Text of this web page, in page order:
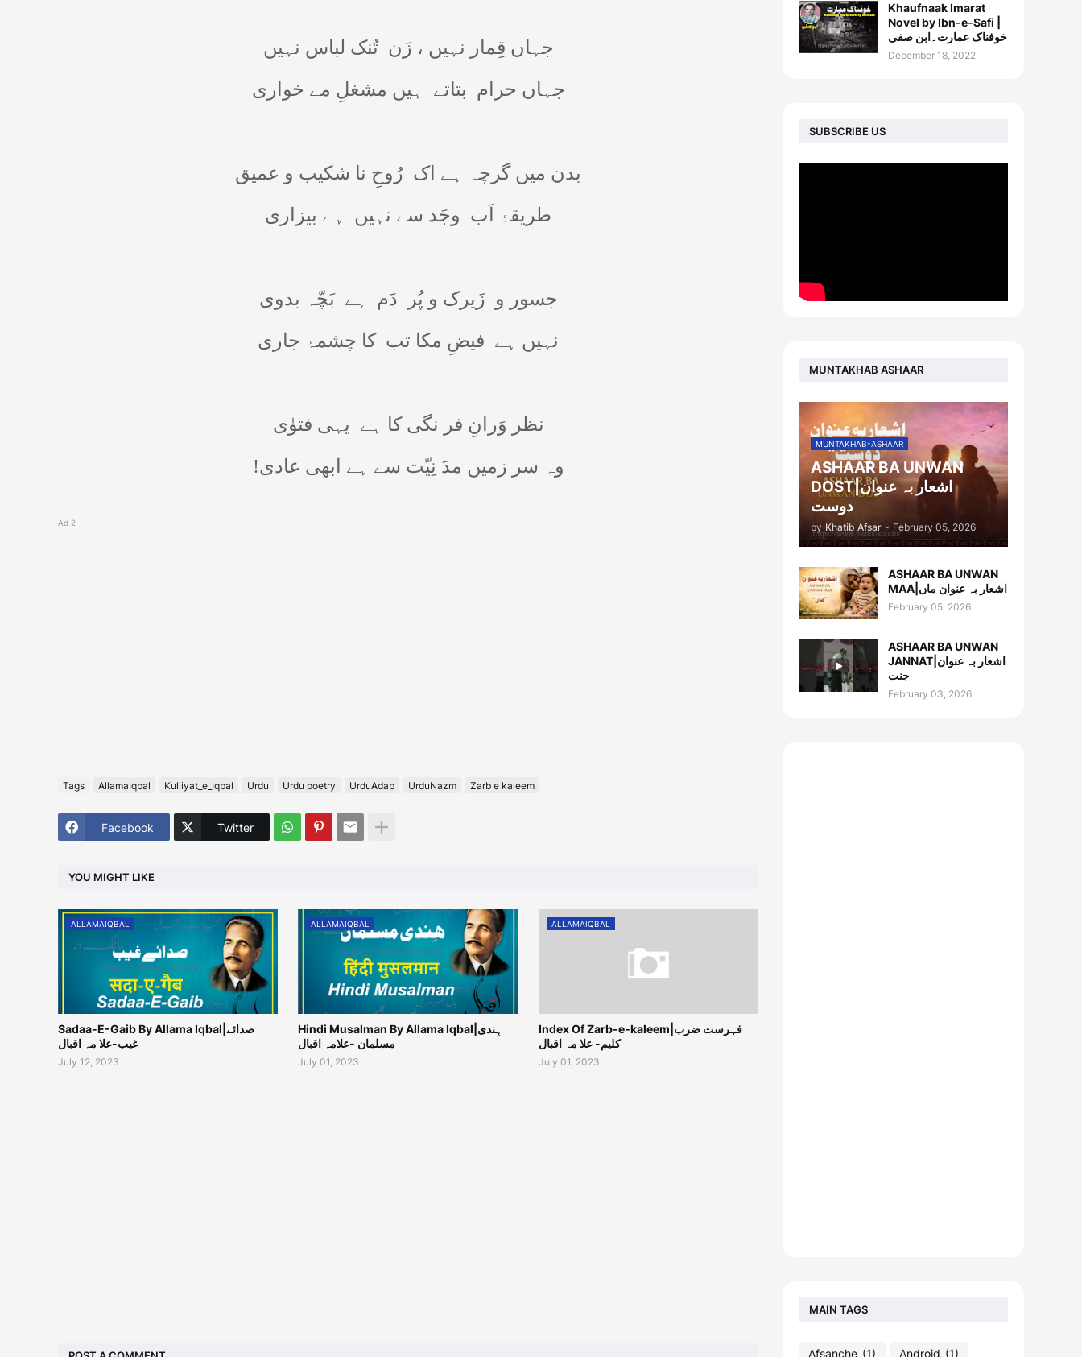
جہاں قِمار نہیں ، زَن تُنک لباس نہیں
جہاں حرام
بتاتے ہیں مشغلِ مے خواری
بدن میں گرچہ ہے اک رُوحِ نا شکیب و عمیق
طریقۂ اَب وجَد سے نہیں ہے بیزاری
جسور و زَیرک و پُر دَم ہے بَچّہ بدوی
نہیں ہے فیضِ مکا تب کا چشمۂ جاری
نظر وَرانِ فر نگی کا ہے یہی فتوٰی
وہ سر زمیں مدَ نِیّت سے ہے ابھی عادی!
Ad 2
Tags AllamaIqbal Kulliyat_e_Iqbal Urdu Urdu poetry UrduAdab UrduNazm Zarb e kaleem
Facebook Twitter
YOU MIGHT LIKE
ALLAMAIQBAL
Sadaa-E-Gaib By Allama Iqbal|صدائے
غیب-علا مہ اقبال
July 12, 2023
ALLAMAIQBAL
Hindi Musalman By Allama Iqbal|ہِندی
مسلمان -علامہ اقبال
July 01, 2023
ALLAMAIQBAL
Index Of Zarb-e-kaleem|فہرست ضرب
کلیم- علا مہ اقبال
July 01, 2023
Khaufnaak Imarat
Novel by Ibn-e-Safi |
خوفناک عمارت۔ابن صفی
December 18, 2022
SUBSCRIBE US
MUNTAKHAB ASHAAR
MUNTAKHAB-ASHAAR
ASHAAR BA UNWAN
DOST|اشعار بہ عنوان
دوست
by Khatib Afsar - February 05, 2026
ASHAAR BA UNWAN
MAA|اشعار بہ عنوان ماں
February 05, 2026
ASHAAR BA UNWAN
JANNAT|اشعار بہ عنوان
جنت
February 03, 2026
MAIN TAGS
Afsanche (1) Android (1)